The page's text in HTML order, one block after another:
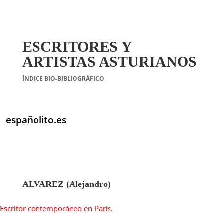
ESCRITORES Y
ARTISTAS ASTURIANOS
ÍNDICE BIO-BIBLIOGRÁFICO
españolito.es
ALVAREZ (Alejandro)
Escritor contemporáneo en París.